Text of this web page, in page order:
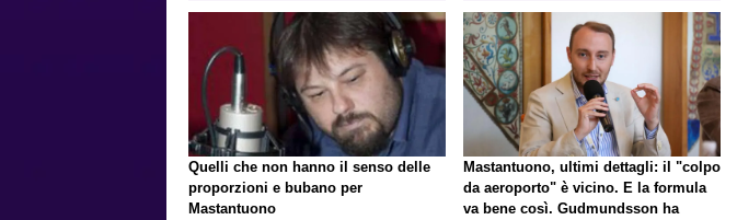
Quelli che non hanno il senso delle
proporzioni e bubano per
Mastantuono
Mastantuono, ultimi dettagli: il "colpo
da aeroporto" è vicino. E la formula
va bene così. Gudmundsson ha